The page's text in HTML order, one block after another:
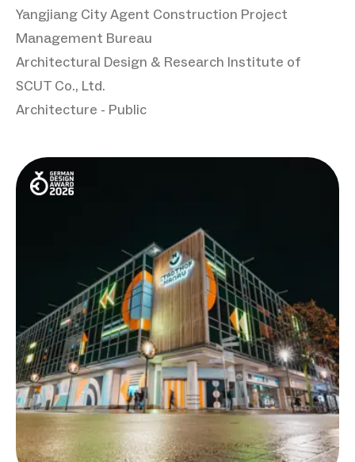
Yangjiang City Agent Construction Project
Management Bureau
Architectural Design & Research Institute of
SCUT Co., Ltd.
Architecture - Public